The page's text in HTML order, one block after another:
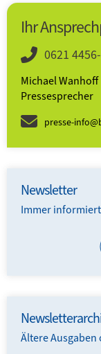
Ihr
0621
Michael Wanhoff
Pressesprecher
presse-
Newsletter
Immer
Ältere Ausgaben